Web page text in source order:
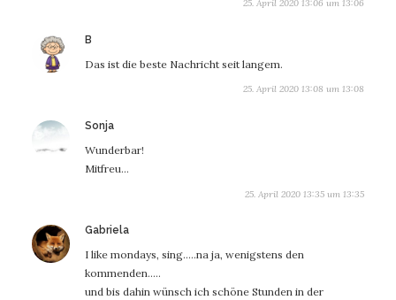
25. April 2020 13:06 um 13:06
B
Das ist die beste Nachricht seit langem.
25. April 2020 13:08 um 13:08
Sonjasagt:
Wunderbar!
Mitfreu…
25. April 2020 13:35 um 13:35
Gabrielasagt:
I like mondays, sing…..na ja, wenigstens den
kommenden…..
und bis dahin wünsch ich schöne Stunden in der